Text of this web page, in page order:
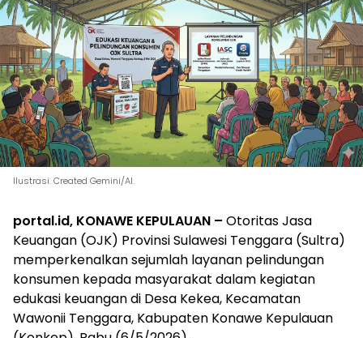
Ilustrasi. Created Gemini/AI.
portal.id, KONAWE KEPULAUAN – Otoritas Jasa
Keuangan (OJK) Provinsi Sulawesi Tenggara (Sultra)
memperkenalkan sejumlah layanan pelindungan
konsumen kepada masyarakat dalam kegiatan
edukasi keuangan di Desa Kekea, Kecamatan
Wawonii Tenggara, Kabupaten Konawe Kepulauan